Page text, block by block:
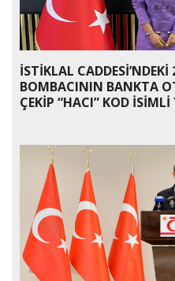
İSTİKLAL CADDESİ’NDEKİ
BOMBACININ BANKTA
ÇEKİP “HACI” KOD